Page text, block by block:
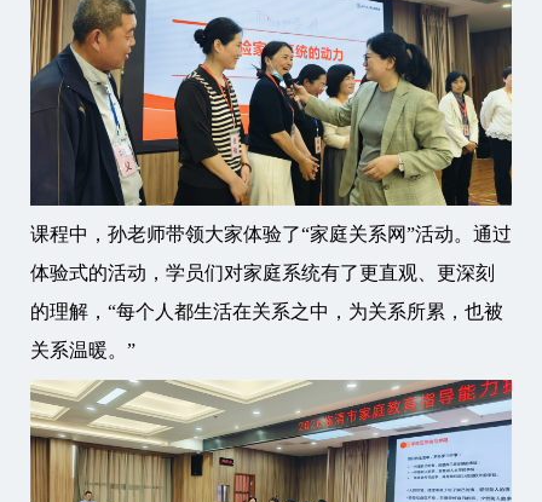
课程中，孙老师带领大家体验了“家庭关系网”活动。通过
体验式的活动，学员们对家庭系统有了更直观、更深刻
的理解，“每个人都生活在关系之中，为关系所累，也被
关系温暖。”